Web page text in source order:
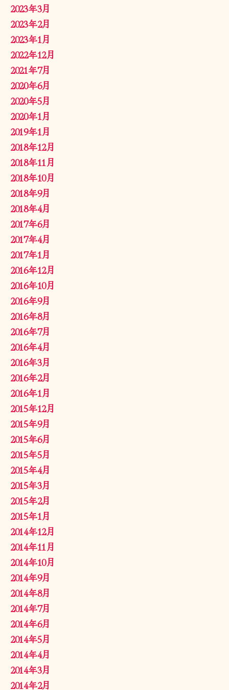
2023年3月
2023年2月
2023年1月
2022年12月
2021年7月
2020年6月
2020年5月
2020年1月
2019年1月
2018年12月
2018年11月
2018年10月
2018年9月
2018年4月
2017年6月
2017年4月
2017年1月
2016年12月
2016年10月
2016年9月
2016年8月
2016年7月
2016年4月
2016年3月
2016年2月
2016年1月
2015年12月
2015年9月
2015年6月
2015年5月
2015年4月
2015年3月
2015年2月
2015年1月
2014年12月
2014年11月
2014年10月
2014年9月
2014年8月
2014年7月
2014年6月
2014年5月
2014年4月
2014年3月
2014年2月